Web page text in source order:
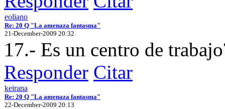
eoliano
Re: 20 Q "La amenaza fantasma"
21-December-2009 20:32
17.- Es un centro de
Responder Citar
keirana
Re: 20 Q "La amenaza fantasma"
22-December-2009 20:13